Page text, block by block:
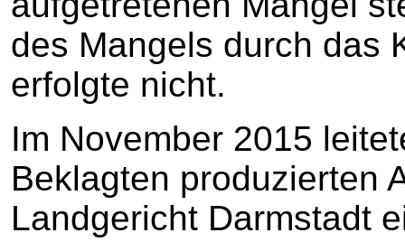
des Mangels durch das
erfolgte nicht.
Im November 2015
Beklagten produzierten
Landgericht Darmstadt